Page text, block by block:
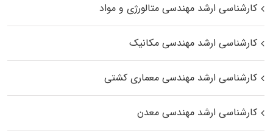
کارشناسی ارشد مهندسی متالورژی و مواد
کارشناسی ارشد مهندسی مکانیک
کارشناسی ارشد مهندسی معماری کشتی
کارشناسی ارشد مهندسی معدن